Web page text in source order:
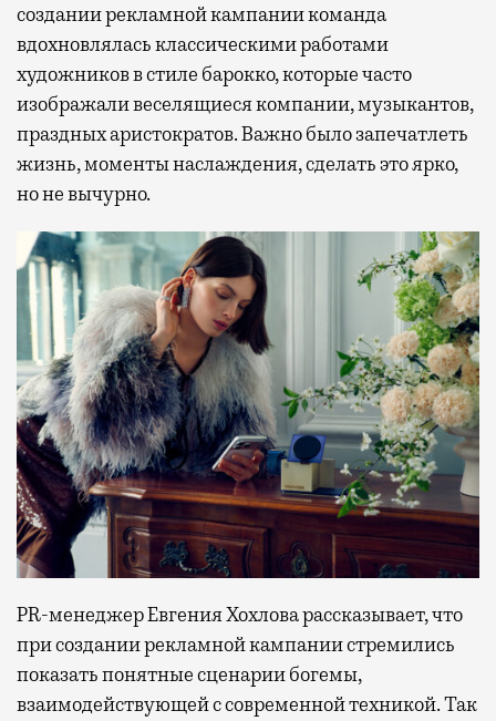
создании рекламной кампании команда
вдохновлялась классическими работами
художников в стиле барокко, которые часто
изображали веселящиеся компании, музыкантов,
праздных аристократов. Важно было запечатлеть
жизнь, моменты наслаждения, сделать это ярко,
но не вычурно.
PR-менеджер Евгения Хохлова рассказывает, что
при создании рекламной кампании стремились
показать понятные сценарии богемы,
взаимодействующей с современной техникой. Так